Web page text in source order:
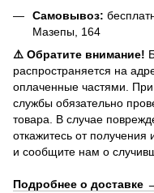
Самовывоз:
Мазепы, 164
⚠️ Обратите внимание!
распространяется на
оплаченные частями. При
службы обязательно
товара. В случае
откажитесь от получения
и сообщите нам о
Подробнее о доставке